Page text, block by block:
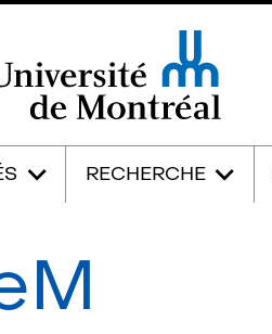
RECHERCHE